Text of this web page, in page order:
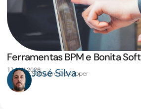
Ferramentas BPM e Bonita Soft
11 MAI 2026José Silva
Software Developer